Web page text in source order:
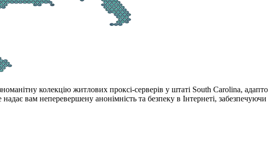
колекцію житлових проксі-серверів у штаті South Carolina,
вам неперевершену анонімність та безпеку в Інтернеті,